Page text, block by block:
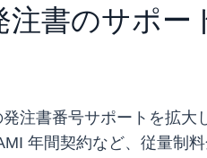
注書のサポー
注書番号サポートを拡
年間契約など、従量制